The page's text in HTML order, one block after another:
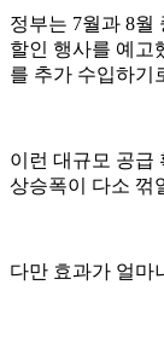
정부는 7월과 8월
할인 행사를 예고
를 추가 수입하기
이런 대규모 공급
상승폭이 다소 꺾
다만 효과가 얼마